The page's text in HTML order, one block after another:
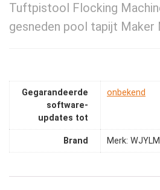
Tuftpistool Flocking
gesneden pool tapijt Maker
Gegarandeerde
software-
updates tot
‎onbekend
Brand Merk: WJYLM